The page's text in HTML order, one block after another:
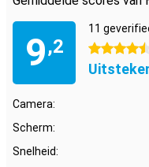
9,2
11
4.5 sterren
Camera:
Scherm:
Snelheid: